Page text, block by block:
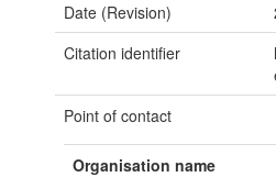
Date (Revision)
Citation identifier
Point of contact
Organisation name